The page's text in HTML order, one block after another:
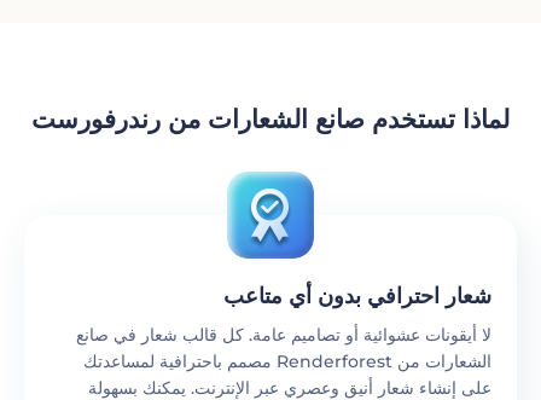
لماذا تستخدم صانع الشعارات من رندرفورست
شعار احترافي بدون أي متاعب
لا أيقونات عشوائية أو تصاميم عامة. كل قالب شعار في صانع
الشعارات من Renderforest مصمم باحترافية لمساعدتك
على إنشاء شعار أنيق وعصري عبر الإنترنت. يمكنك بسهولة